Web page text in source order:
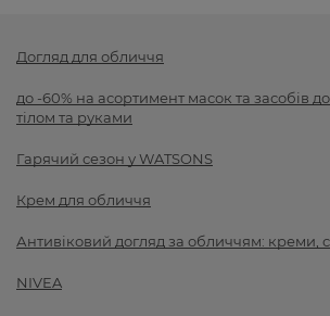
Догляд для обличчя
до -60% на асортимент масок та засобів
тілом та руками
Гарячий сезон у WATSONS
Крем для обличчя
Антивіковий догляд за обличчям: креми,
NIVEA